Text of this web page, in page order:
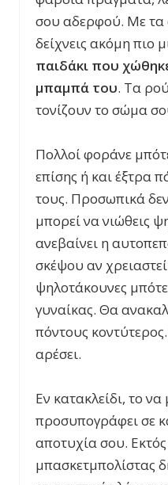
σου αδερφού. Με
δείχνεις ακόμη πιο
παιδάκι που
μπαμπά του. Τα
τονίζουν το σώμα
Πολλοί φοράνε
επίσης ή και έξτρα
τους. Προσωπικά
μπορεί να νιώθεις
ανεβαίνει η
σκέψου αν χρειαστεί
ψηλοτάκουνες
γυναίκας. Θα
πόντους
αρέσει.
Εν κατακλείδι, το
προσυπογράφει σε
αποτυχία σου. Εκτός
μπασκετμπολίστας